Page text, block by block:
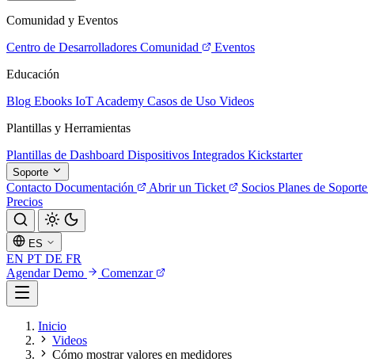
Comunidad y Eventos
Centro de Desarrolladores Comunidad
Eventos
Educación
Blog Ebooks IoT Academy Casos de Uso Videos
Plantillas y Herramientas
Plantillas de Dashboard Dispositivos Integrados Kickstarter
Soporte
Contacto Documentación Abrir un Ticket Socios Planes de Soporte
Precios
ES
EN PT DE FR
Agendar Demo
Comenzar
Inicio
Videos
Cómo mostrar valores en medidores